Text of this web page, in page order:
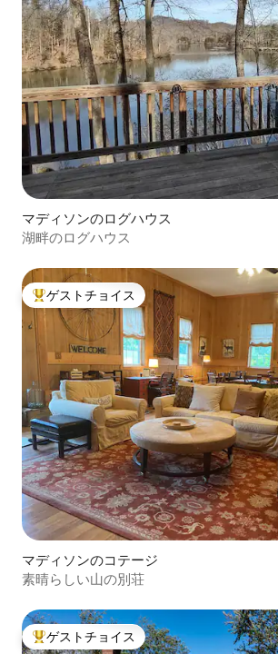
マディソンのログハウス
湖畔のログハウス
大好評のゲストチョイスです。
ゲストチョイス
マディソンのコテージ
素晴らしい山の別荘
大好評のゲストチョイスです。
ゲストチョイス